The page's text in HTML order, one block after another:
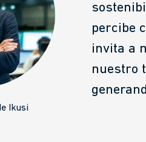
Ikusi
percibe
invita a
nuestro